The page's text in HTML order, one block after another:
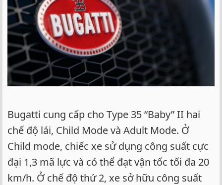
Bugatti cung cấp cho Type 35 “Baby” II hai
chế độ lái, Child Mode và Adult Mode. Ở
Child mode, chiếc xe sử dụng công suất cực
đại 1,3 mã lực và có thể đạt vận tốc tối đa 20
km/h. Ở chế độ thứ 2, xe sở hữu công suất